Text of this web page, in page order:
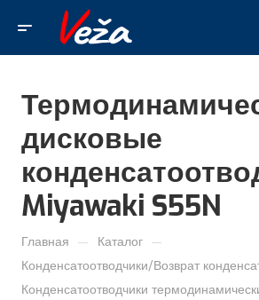
дисковые
Miyawaki S55N
Главная — Каталог —
Конденсатоотводчики/Возврат
Конденсатоотводчики